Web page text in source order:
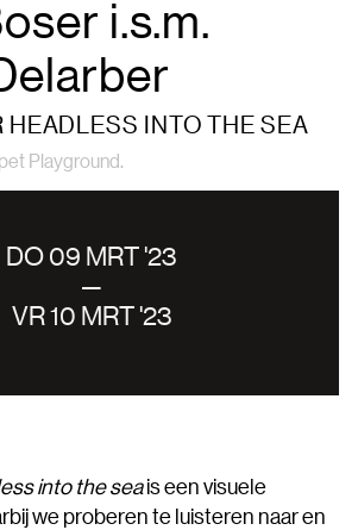
i.s.m.
HEADLESS INTO THE SEA
Playground.
DO 09 MRT '23
—
VR 10 MRT '23
into the seais een visuele
we proberen te luisteren naar en